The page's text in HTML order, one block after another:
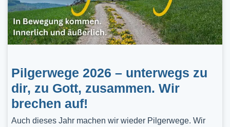
Pilgerwege 2026 – unterwegs zu
dir, zu Gott, zusammen. Wir
brechen auf!
Auch dieses Jahr machen wir wieder Pilgerwege. Wir